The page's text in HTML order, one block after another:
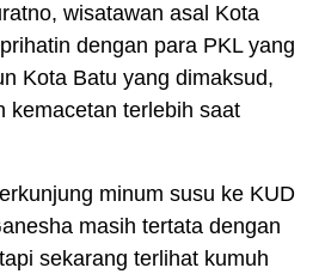
wisatawan asal Kota
dengan para PKL yang
Kota Batu yang dimaksud,
kemacetan terlebih saat
minum susu ke KUD
masih tertata dengan
sekarang terlihat kumuh